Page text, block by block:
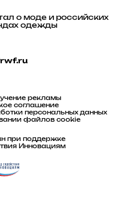
о моде и российских
одежды
рекламы
соглашение
персональных данных
файлов cookie
при поддержке
Инновациям